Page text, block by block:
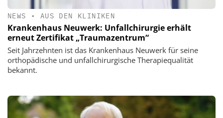
NEWS • AUS DEN KLINIKEN
Krankenhaus Neuwerk: Unfallchirurgie erhält
erneut Zertifikat „Traumazentrum“
Seit Jahrzehnten ist das Krankenhaus Neuwerk für seine
orthopädische und unfallchirurgische Therapiequalität
bekannt.